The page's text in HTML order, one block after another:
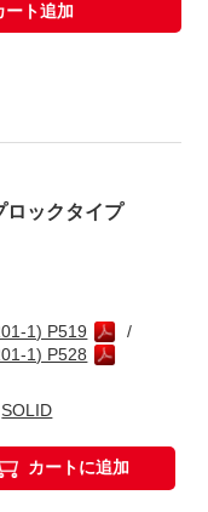
ート追加
ロックタイプ
1) P519
1) P528
SOLID
カートに追加